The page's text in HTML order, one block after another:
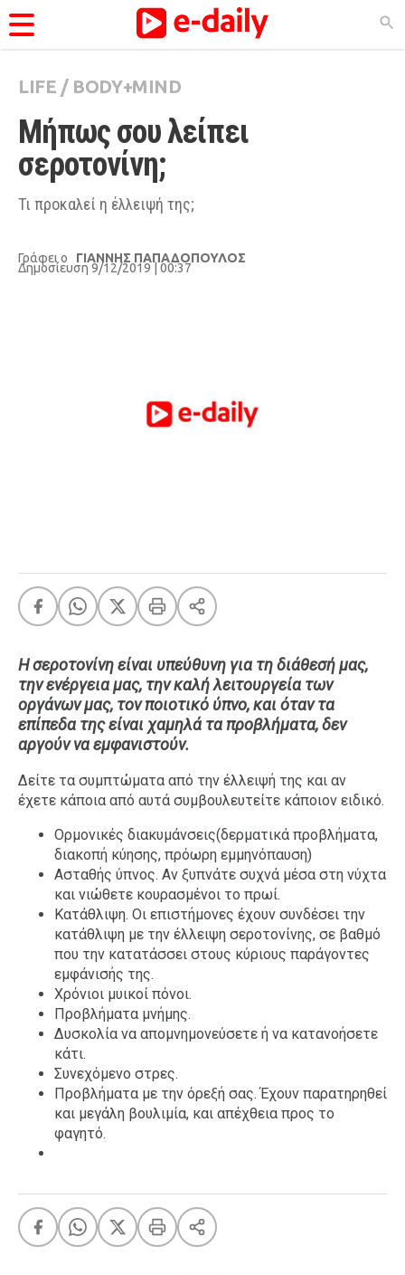
ΚΑΤΗΓΟΡΊΕΣ
Ειδήσεις
Θέματα
Videos
Viral
Retro Summer
OMG LOL
Xmas
Food
Body+Mind
Ταξίδια
Style
Family
Σχέσεις
AGENDA
Agenda
Επιλογές
Εισιτήρια
LIFE / BODY+MIND
Μήπως σου λείπει
σεροτονίνη;
Τι προκαλεί η έλλειψή της;
Γράφει ο ΓΙΑΝΝΗΣ ΠΑΠΑΔΟΠΟΥΛΟΣ
Δημοσίευση 9/12/2019 | 00:37
Η σεροτονίνη είναι υπεύθυνη για τη διάθεσή μας,
την ενέργεια μας, την καλή λειτουργεία των
οργάνων μας, τον ποιοτικό ύπνο, και όταν τα
επίπεδα της είναι χαμηλά τα προβλήματα, δεν
αργούν να εμφανιστούν.
Δείτε τα συμπτώματα από την έλλειψή της και αν
έχετε κάποια από αυτά συμβουλευτείτε κάποιον ειδικό.
Ορμονικές διακυμάνσεις(δερματικά προβλήματα,
διακοπή κύησης, πρόωρη εμμηνόπαυση)
Ασταθής ύπνος. Αν ξυπνάτε συχνά μέσα στη νύχτα
και νιώθετε κουρασμένοι το πρωί.
Κατάθλιψη. Οι επιστήμονες έχουν συνδέσει την
κατάθλιψη με την έλλειψη σεροτονίνης, σε βαθμό
που την κατατάσσει στους κύριους παράγοντες
εμφάνισής της.
Χρόνιοι μυικοί πόνοι.
Προβλήματα μνήμης.
Δυσκολία να απομνημονεύσετε ή να κατανοήσετε
κάτι.
Συνεχόμενο στρες.
Προβλήματα με την όρεξή σας. Έχουν παρατηρηθεί
και μεγάλη βουλιμία, και απέχθεια προς το
φαγητό.